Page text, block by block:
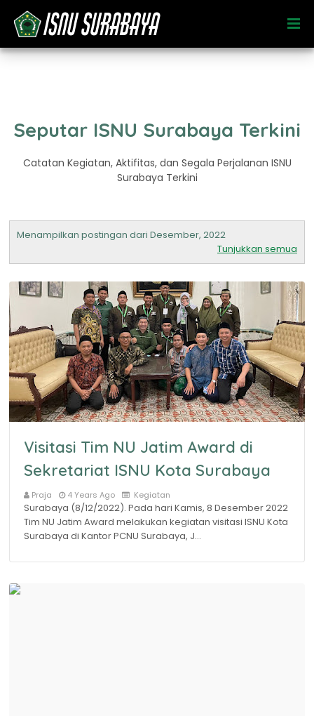
Seputar ISNU Surabaya Terkini
Catatan Kegiatan, Aktifitas, dan Segala Perjalanan ISNU
Surabaya Terkini
Menampilkan postingan dari Desember, 2022
Tunjukkan semua
Visitasi Tim NU Jatim Award di
Sekretariat ISNU Kota Surabaya
Praja 4 Years Ago Kegiatan
Surabaya (8/12/2022). Pada hari Kamis, 8 Desember 2022
Tim NU Jatim Award melakukan kegiatan visitasi ISNU Kota
Surabaya di Kantor PCNU Surabaya, J…